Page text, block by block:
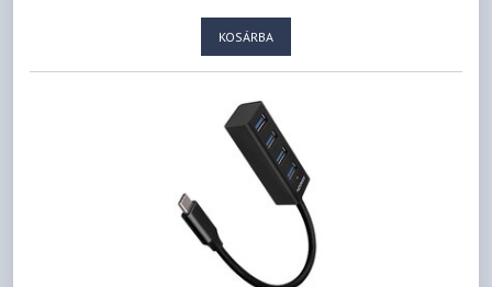
KOSÁRBA